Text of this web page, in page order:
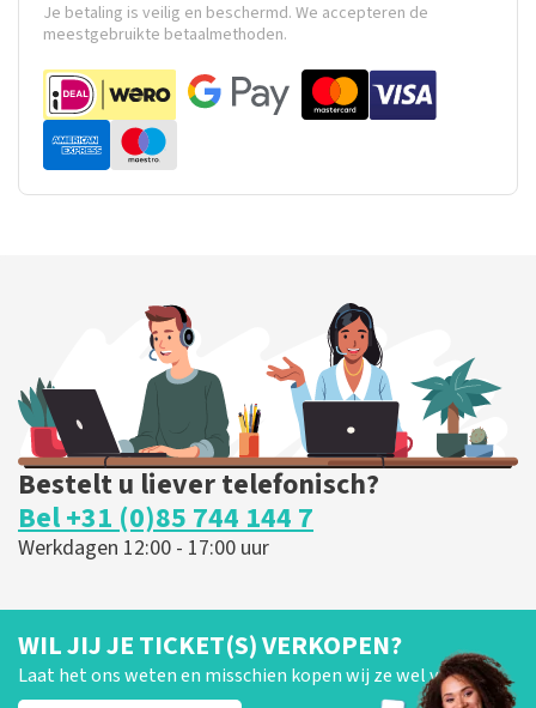
Je betaling is veilig en beschermd. We accepteren de
meestgebruikte betaalmethoden.
Bestelt u liever telefonisch?
Bel +31 (0)85 744 144 7
Werkdagen 12:00 - 17:00 uur
WIL JIJ JE TICKET(S) VERKOPEN?
Laat het ons weten en misschien kopen wij ze wel van je!